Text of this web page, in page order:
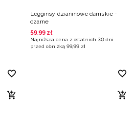
Legginsy dzianinowe damskie -
czarne
59,99 zł
Najniższa cena z ostatnich 30 dni
przed obniżką 99,99 zł